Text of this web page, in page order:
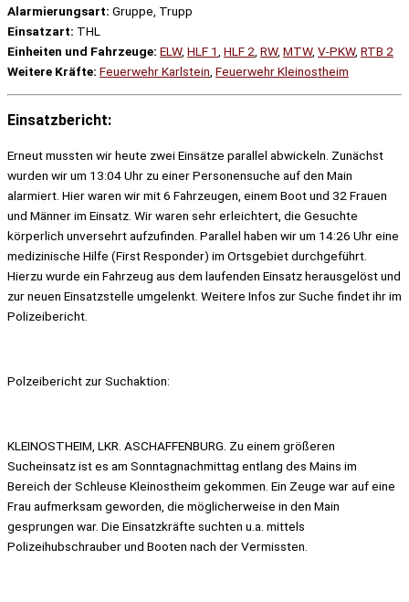
Alarmierungsart: Gruppe, Trupp
Einsatzart: THL
Einheiten und Fahrzeuge: ELW, HLF 1 HLF 2 RW, MTW, V-PKW, RTB 2
Weitere Kräfte: Feuerwehr Karlstein Feuerwehr Kleinostheim
Einsatzbericht:
Erneut mussten wir heute zwei Einsätze parallel abwickeln. Zunächst
wurden wir um 13:04 Uhr zu einer Personensuche auf den Main
alarmiert. Hier waren wir mit 6 Fahrzeugen, einem Boot und 32 Frauen
und Männer im Einsatz. Wir waren sehr erleichtert, die Gesuchte
körperlich unversehrt aufzufinden. Parallel haben wir um 14:26 Uhr eine
medizinische Hilfe (First Responder) im Ortsgebiet durchgeführt.
Hierzu wurde ein Fahrzeug aus dem laufenden Einsatz herausgelöst und
zur neuen Einsatzstelle umgelenkt. Weitere Infos zur Suche findet ihr im
Polizeibericht.
Polzeibericht zur Suchaktion:
KLEINOSTHEIM, LKR. ASCHAFFENBURG. Zu einem größeren
Sucheinsatz ist es am Sonntagnachmittag entlang des Mains im
Bereich der Schleuse Kleinostheim gekommen. Ein Zeuge war auf eine
Frau aufmerksam geworden, die möglicherweise in den Main
gesprungen war. Die Einsatzkräfte suchten u.a. mittels
Polizeihubschrauber und Booten nach der Vermissten.